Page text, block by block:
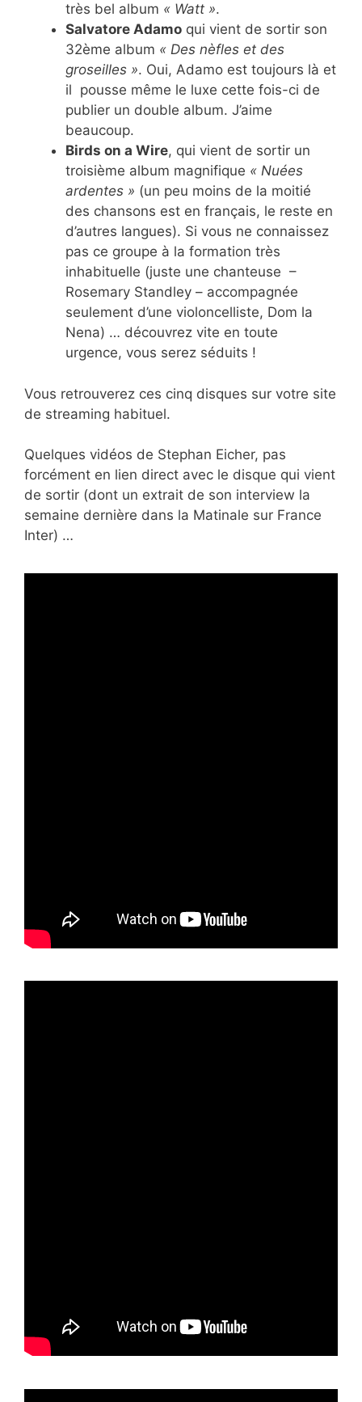
très bel album « Watt ».
Salvatore Adamo qui vient de sortir son
32ème album « Des nèfles et des
groseilles ». Oui, Adamo est toujours là et
il pousse même le luxe cette fois-ci de
publier un double album. J’aime
beaucoup.
Birds on a Wire, qui vient de sortir un
troisième album magnifique « Nuées
ardentes » (un peu moins de la moitié
des chansons est en français, le reste en
d’autres langues). Si vous ne connaissez
pas ce groupe à la formation très
inhabituelle (juste une chanteuse –
Rosemary Standley – accompagnée
seulement d’une violoncelliste, Dom la
Nena) … découvrez vite en toute
urgence, vous serez séduits !
Vous retrouverez ces cinq disques sur votre site
de streaming habituel.
Quelques vidéos de Stephan Eicher, pas
forcément en lien direct avec le disque qui vient
de sortir (dont un extrait de son interview la
semaine dernière dans la Matinale sur France
Inter) …